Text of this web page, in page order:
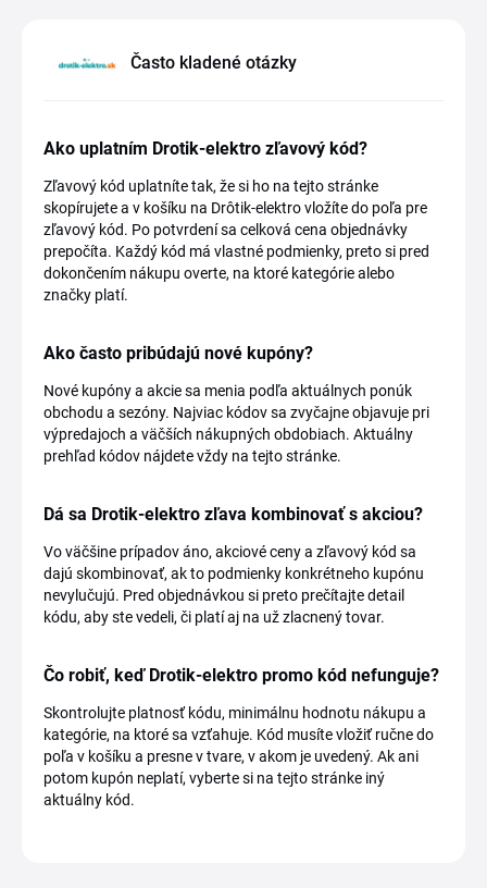
Často kladené otázky
Ako uplatním Drotik-elektro zľavový kód?
Zľavový kód uplatníte tak, že si ho na tejto stránke
skopírujete a v košíku na Drôtik-elektro vložíte do poľa pre
zľavový kód. Po potvrdení sa celková cena objednávky
prepočíta. Každý kód má vlastné podmienky, preto si pred
dokončením nákupu overte, na ktoré kategórie alebo
značky platí.
Ako často pribúdajú nové kupóny?
Nové kupóny a akcie sa menia podľa aktuálnych ponúk
obchodu a sezóny. Najviac kódov sa zvyčajne objavuje pri
výpredajoch a väčších nákupných obdobiach. Aktuálny
prehľad kódov nájdete vždy na tejto stránke.
Dá sa Drotik-elektro zľava kombinovať s akciou?
Vo väčšine prípadov áno, akciové ceny a zľavový kód sa
dajú skombinovať, ak to podmienky konkrétneho kupónu
nevylučujú. Pred objednávkou si preto prečítajte detail
kódu, aby ste vedeli, či platí aj na už zlacnený tovar.
Čo robiť, keď Drotik-elektro promo kód nefunguje?
Skontrolujte platnosť kódu, minimálnu hodnotu nákupu a
kategórie, na ktoré sa vzťahuje. Kód musíte vložiť ručne do
poľa v košíku a presne v tvare, v akom je uvedený. Ak ani
potom kupón neplatí, vyberte si na tejto stránke iný
aktuálny kód.